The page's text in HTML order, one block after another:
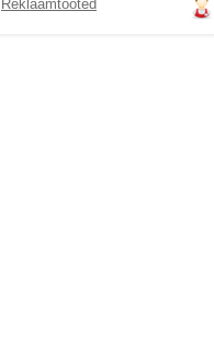
Reklaamtooted